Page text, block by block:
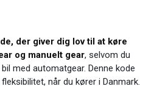
der giver dig lov til at køre
og manuelt gear, selvom du
med automatgear. Denne kode
når du kører i Danmark.